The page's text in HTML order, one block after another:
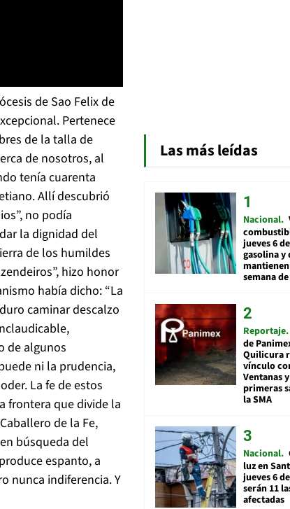
de Sao Felix de
Pertenece
de la talla de
de nosotros, al
tenía cuarenta
Allí descubrió
no podía
la dignidad del
de los humildes
hizo honor
había dicho: “La
caminar descalzo
de algunos
ni la prudencia,
La fe de estos
frontera que divide la
de la Fe,
búsqueda del
espanto, a
nunca indiferencia. Y
Las más leídas
Nacional
jueves 6
gasolina y
semana
Reportaje
de
Quilicura
vínculo
Ventanas
primeras
la SMA
Nacional
luz en
jueves 6
serán 11
afectadas